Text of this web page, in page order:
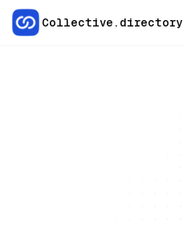
Collective.directory